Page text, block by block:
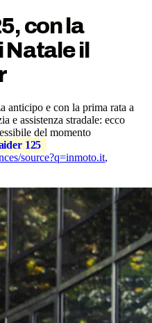
con la
Natale il
anticipo e con la prima rata a
e assistenza stradale: ecco
del momento
125
source?q=inmoto.it,